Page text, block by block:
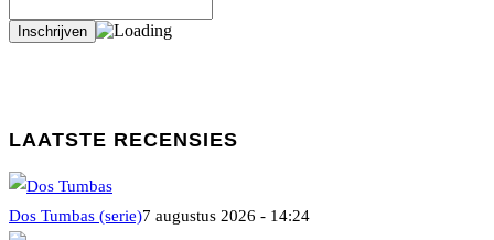
LAATSTE RECENSIES
Dos Tumbas (serie)7 augustus 2026 - 14:24